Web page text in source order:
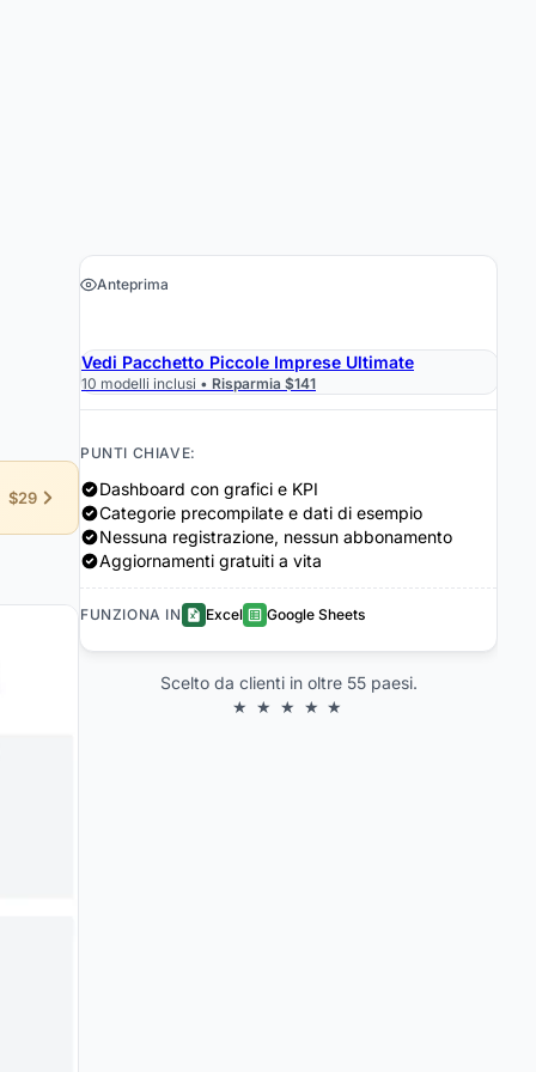
$29
Anteprima
Vedi Pacchetto Piccole Imprese Ultimate
10 modelli inclusi • Risparmia $141
PUNTI CHIAVE:
Dashboard con grafici e KPI
Categorie precompilate e dati di esempio
Nessuna registrazione, nessun abbonamento
Aggiornamenti gratuiti a vita
FUNZIONA IN Excel Google Sheets
Scelto da clienti in oltre 55 paesi.
★ ★ ★ ★ ★